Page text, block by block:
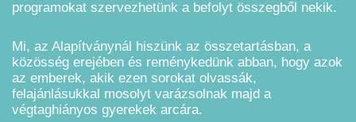
programokat szervezhetünk a befolyt összegből nekik.
Mi, az Alapítványnál hiszünk az összetartásban, a
közösség erejében és reménykedünk abban, hogy azok
az emberek, akik ezen sorokat olvassák,
felajánlásukkal mosolyt varázsolnak majd a
végtaghiányos gyerekek arcára.